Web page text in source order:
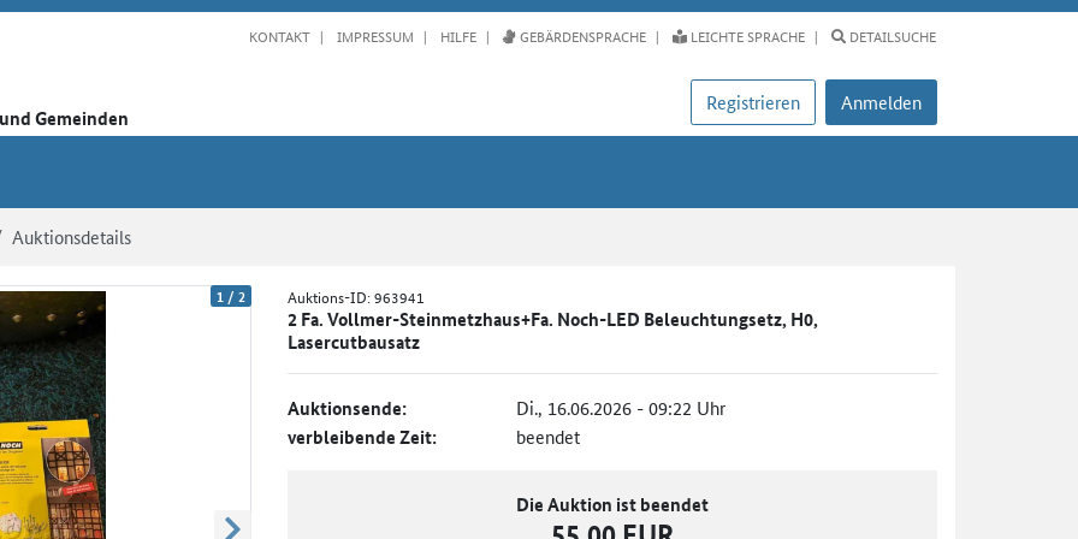
KONTAKT IMPRESSUM HILFE GEBÄRDENSPRACHE LEICHTE SPRACHE DETAILSUCHE
Gemeinden
Registrieren Anmelden
Auktionsdetails
1 /2 Auktions-ID:963941
2 Fa. Vollmer-Steinmetzhaus+Fa. Noch-LED Beleuchtungsetz, H0,
Lasercutbausatz
Auktionsende: Di., 16.06.2026 - 09:22 Uhr
verbleibende Zeit: beendet
Die Auktion ist beendet